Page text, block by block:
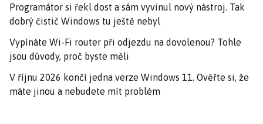
Programátor si řekl dost a sám vyvinul nový nástroj. Tak
dobrý čistič Windows tu ještě nebyl
Vypínáte Wi-Fi router při odjezdu na dovolenou? Tohle
jsou důvody, proč byste měli
V říjnu 2026 končí jedna verze Windows 11. Ověřte si, že
máte jinou a nebudete mít problém